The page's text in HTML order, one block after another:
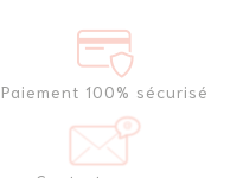
Paiement 100% sécurisé